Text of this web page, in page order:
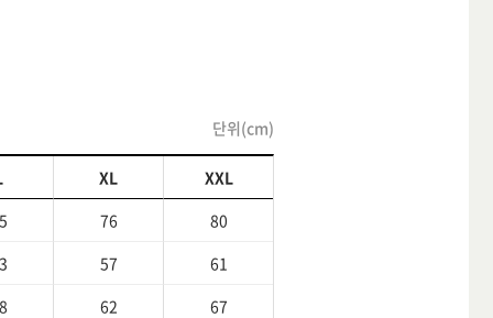
단위(cm)
XL
XXL
76
80
57
61
62
67